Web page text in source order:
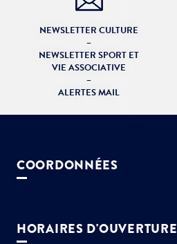
NEWSLETTER CULTURE
–
NEWSLETTER SPORT ET
VIE ASSOCIATIVE
–
ALERTES MAIL
COORDONNÉES
01 64 13 55 55
HORAIRES D'OUVERTURE